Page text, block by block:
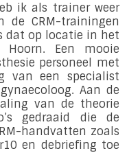
ik als trainer weer
de CRM-trainingen
dat op locatie in het
Hoorn. Een mooie
personeel met
van een specialist
Aan de
van de theorie
gedraaid die de
handvatten zoals
en debriefing toe